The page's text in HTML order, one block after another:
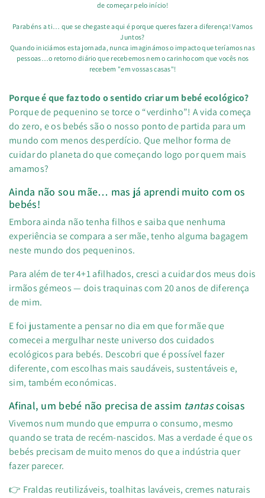
de começar pelo início!
Parabéns a ti… que se chegaste aqui é porque queres fazer a diferença! Vamos
Juntos?
Quando iniciámos esta jornada, nunca imaginámos o impacto que teríamos nas
pessoas…o retorno diário que recebemos nem o carinho com que vocês nos
recebem "em vossas casas"!
Porque é que faz todo o sentido criar um bebé ecológico?
Porque de pequenino se torce o “verdinho”! A vida começa
do zero, e os bebés são o nosso ponto de partida para um
mundo com menos desperdício. Que melhor forma de
cuidar do planeta do que começando logo por quem mais
amamos?
Ainda não sou mãe… mas já aprendi muito com os
bebés!
Embora ainda não tenha filhos e saiba que nenhuma
experiência se compara a ser mãe, tenho alguma bagagem
neste mundo dos pequeninos.
Para além de ter 4+1 afilhados, cresci a cuidar dos meus dois
irmãos gémeos — dois traquinas com 20 anos de diferença
de mim.
E foi justamente a pensar no dia em que for mãe que
comecei a mergulhar neste universo dos cuidados
ecológicos para bebés. Descobri que é possível fazer
diferente, com escolhas mais saudáveis, sustentáveis e,
sim, também económicas.
Afinal, um bebé não precisa de assim tantascoisas
Vivemos num mundo que empurra o consumo, mesmo
quando se trata de recém-nascidos. Mas a verdade é que os
bebés precisam de muito menos do que a indústria quer
fazer parecer.
👉 Fraldas reutilizáveis, toalhitas laváveis, cremes naturais